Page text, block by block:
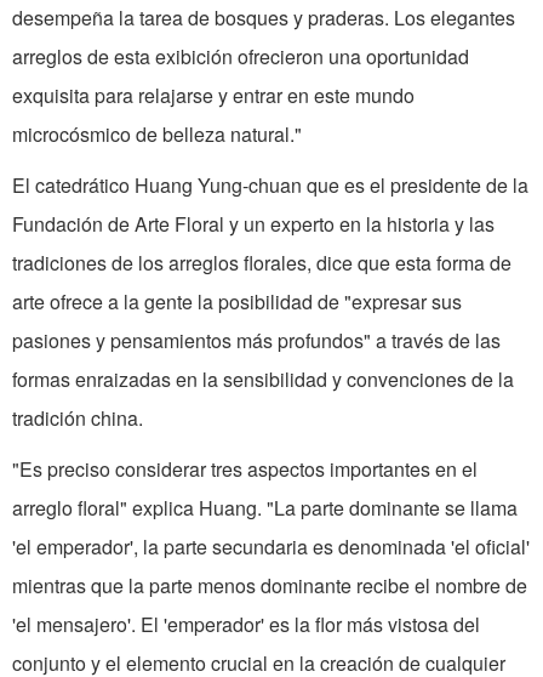
desempeña la tarea de bosques y praderas. Los elegantes
arreglos de esta exibición ofrecieron una oportunidad
exquisita para relajarse y entrar en este mundo
microcósmico de belleza natural."
El catedrático Huang Yung-chuan que es el presidente de la
Fundación de Arte Floral y un experto en la historia y las
tradiciones de los arreglos florales, dice que esta forma de
arte ofrece a la gente la posibilidad de "expresar sus
pasiones y pensamientos más profundos" a través de las
formas enraizadas en la sensibilidad y convenciones de la
tradición china.
"Es preciso considerar tres aspectos importantes en el
arreglo floral" explica Huang. "La parte dominante se llama
'el emperador', la parte secundaria es denominada 'el oficial'
mientras que la parte menos dominante recibe el nombre de
'el mensajero'. El 'emperador' es la flor más vistosa del
conjunto y el elemento crucial en la creación de cualquier